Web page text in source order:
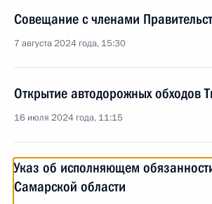
Совещание с членами
7 августа 2024 года, 15:30
Открытие автодорожных обходов
16 июля 2024 года, 11:15
Указ об исполняющем
Самарской области